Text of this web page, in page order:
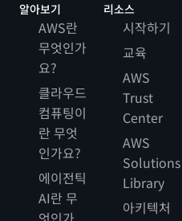
알아보기
AWS란
무엇인가
요?
클라우드
컴퓨팅이
란 무엇
인가요?
에이전틱
AI란 무
리소스
시작하기
교육
AWS
Trust
Center
AWS
Solutions
Library
아키텍처